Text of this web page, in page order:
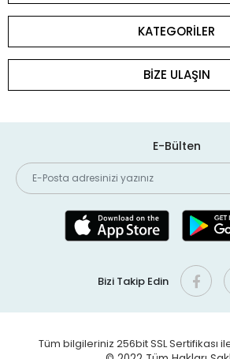
KATEGORİLER
BİZE ULAŞIN
E-Bülten
Bizi Takip Edin
Tüm bilgileriniz 256bit SSL Sertifikası